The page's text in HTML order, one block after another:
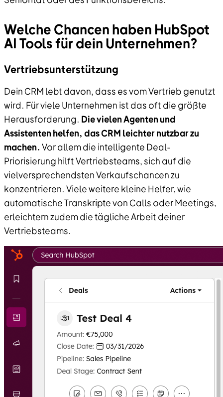
Welche Chancen haben HubSpot
AI Tools für dein Unternehmen?
Vertriebsunterstützung
Dein CRM lebt davon, dass es vom Vertrieb genutzt
wird. Für viele Unternehmen ist das oft die größte
Herausforderung. Die vielen Agenten und
Assistenten helfen, das CRM leichter nutzbar zu
machen. Vor allem die intelligente Deal-
Priorisierung hilft Vertriebsteams, sich auf die
vielversprechendsten Verkaufschancen zu
konzentrieren. Viele weitere kleine Helfer, wie
automatische Transkripte von Calls oder Meetings,
erleichtern zudem die tägliche Arbeit deiner
Vertriebsteams.